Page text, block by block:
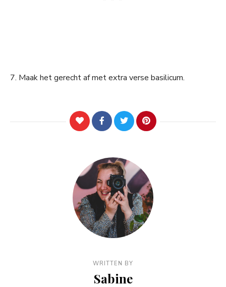
7. Maak het gerecht af met extra verse basilicum.
WRITTEN BY
Sabine